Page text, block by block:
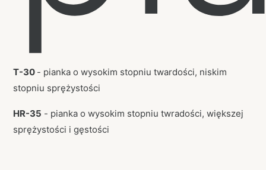
T-30 - pianka o wysokim stopniu twardości, niskim
stopniu sprężystości
HR-35 - pianka o wysokim stopniu twradości, większej
sprężystości i gęstości